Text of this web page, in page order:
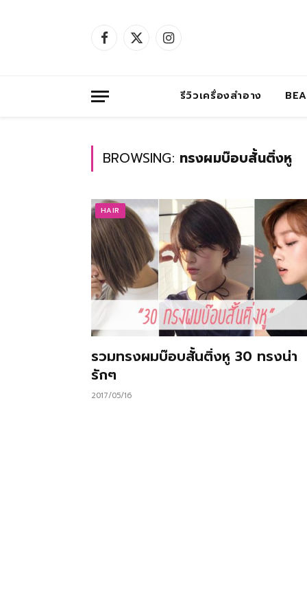
Facebook
X
Instagram
รีวิวเครื่องสำอาง
BROWSING: ทรงผมบ๊อบสั้นติ่งหู
HAIR
รวมทรงผมบ๊อบสั้นติ่งหู 30 ทรงน่า
รักๆ
2017/05/16